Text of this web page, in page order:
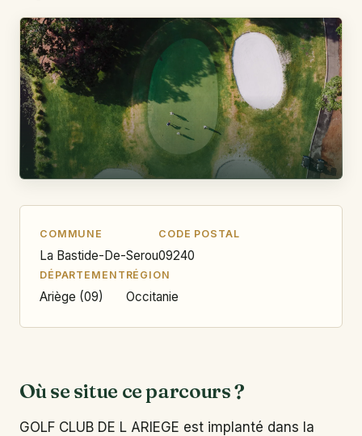
COMMUNE
La Bastide-De-Serou
CODE POSTAL
09240
DÉPARTEMENT
Ariège (09)
RÉGION
Occitanie
Où se situe ce parcours ?
GOLF CLUB DE L ARIEGE est implanté dans la